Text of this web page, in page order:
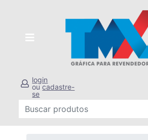
login
oucadastre-
se